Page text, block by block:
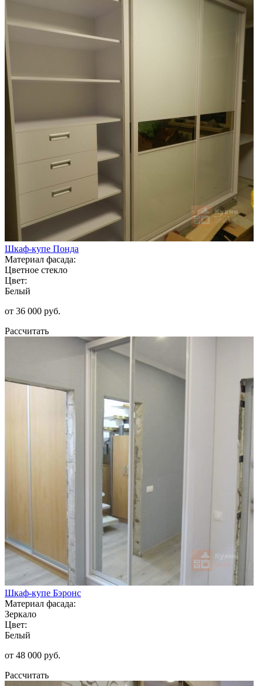
Шкаф-купе Понда
Материал фасада:
Цветное стекло
Цвет:
Белый
от 36 000 руб.
Рассчитать
Шкаф-купе Бэронс
Материал фасада:
Зеркало
Цвет:
Белый
от 48 000 руб.
Рассчитать